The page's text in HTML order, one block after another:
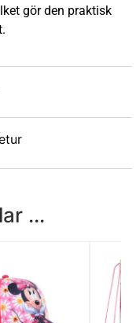
gör den praktisk
...